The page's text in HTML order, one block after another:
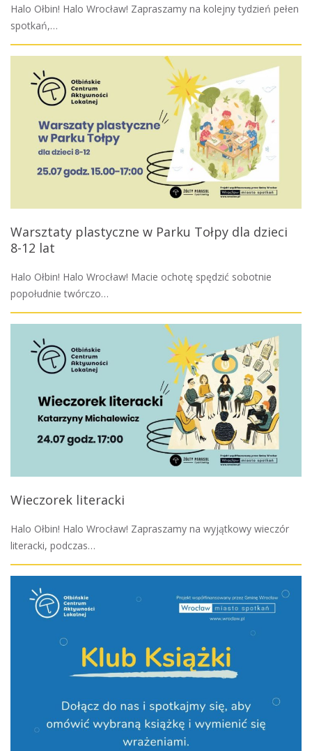
Halo Ołbin! Halo Wrocław! Zapraszamy na kolejny tydzień pełen
spotkań,…
Warsztaty plastyczne w Parku Tołpy dla dzieci
8-12 lat
Halo Ołbin! Halo Wrocław! Macie ochotę spędzić sobotnie
popołudnie twórczo…
Wieczorek literacki
Halo Ołbin! Halo Wrocław! Zapraszamy na wyjątkowy wieczór
literacki, podczas…